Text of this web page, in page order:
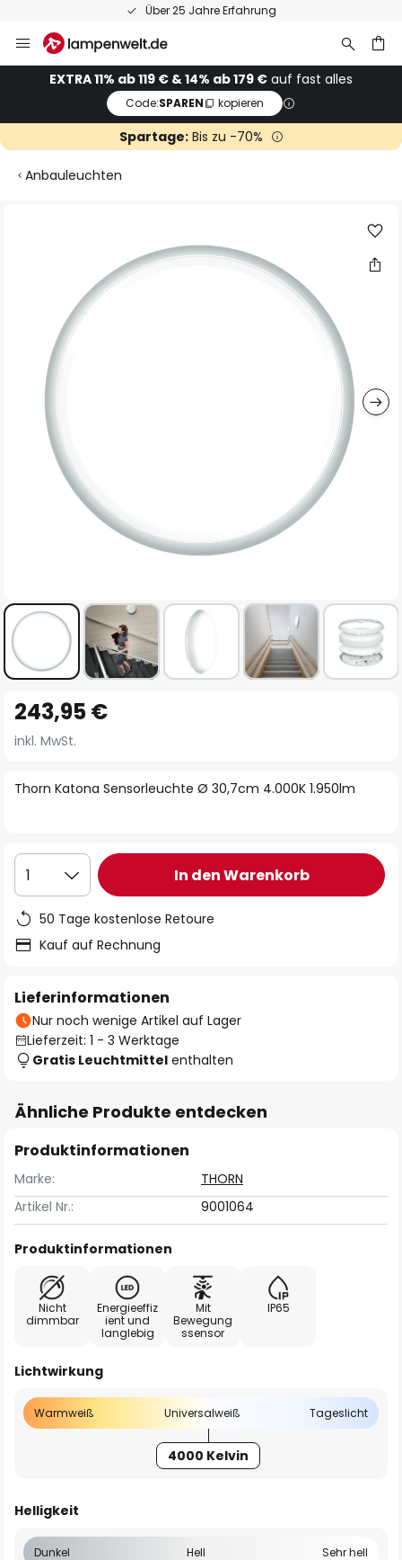
Über 25 Jahre Erfahrung
Inhalt
springenEXTRA 11% ab 119 € & 14% ab 179 € auf fast alles
Code:SPAREN kopieren
Spartage:Bis zu -70%
Anbauleuchten
Anfang
der
springen
Thorn Katona Sensorleuchte Ø 30,7cm 4.000K 1.950lm
243,95 €
inkl. MwSt.
1 In den Warenkorb
50 Tage kostenlose Retoure
Kauf auf Rechnung
Lieferinformationen
Nur noch wenige Artikel auf Lager
Lieferzeit: 1 - 3 Werktage
Gratis Leuchtmittel enthalten
Ähnliche Produkte entdecken
Produktinformationen
Marke:
THORN
Artikel Nr.:
9001064
Produktinformationen
Nicht
dimmbar
Energieeffiz
ient und
langlebig
Mit
Bewegung
ssensor
IP65
Lichtwirkung
Warmweiß Universalweiß Tageslicht
4000 Kelvin
Helligkeit
Dunkel Hell Sehr hell